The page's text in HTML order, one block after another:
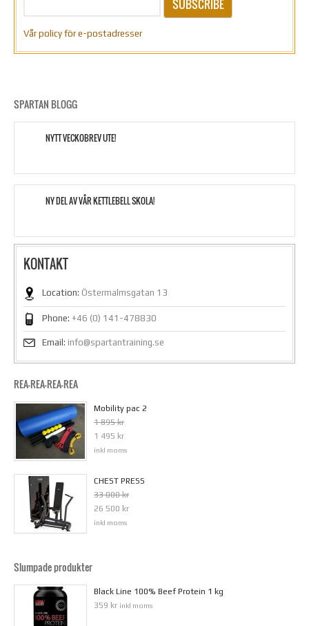
SUBSCRIBE
Vår policy för e-postadresser
SPARTAN BLOGG
NYTT VECKOBREV UTE!
NY DEL AV VÅR KETTLEBELL SKOLA!
KONTAKT
Location: Östermalmsgatan 13
Phone: +46 (0) 141-478830
Email: info@spartantraining.se
REA-REA-REA-REA
Mobility pac 2
1 895 kr
1 495 kr
inkl moms
CHEST PRESS
33 000 kr
26 500 kr
inkl moms
Slumpade produkter
Black Line 100% Beef Protein 1 kg
359 kr inkl moms